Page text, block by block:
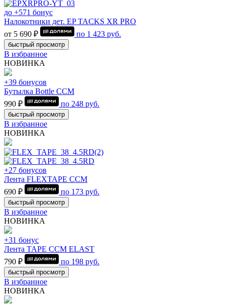
до +571 бонус
Налокотники дет. EP TACKS XR PRO
от 5 690 ₽
по 1 423 руб.
быстрый просмотр
В избранное
НОВИНКА
+39 бонусов
Бутылка Bottle CCM
990 ₽
по 248 руб.
быстрый просмотр
В избранное
НОВИНКА
+27 бонусов
Лента FLEXTAPE CCM
690 ₽
по 173 руб.
быстрый просмотр
В избранное
НОВИНКА
+31 бонус
Лента TAPE CCM ELAST
790 ₽
по 198 руб.
быстрый просмотр
В избранное
НОВИНКА